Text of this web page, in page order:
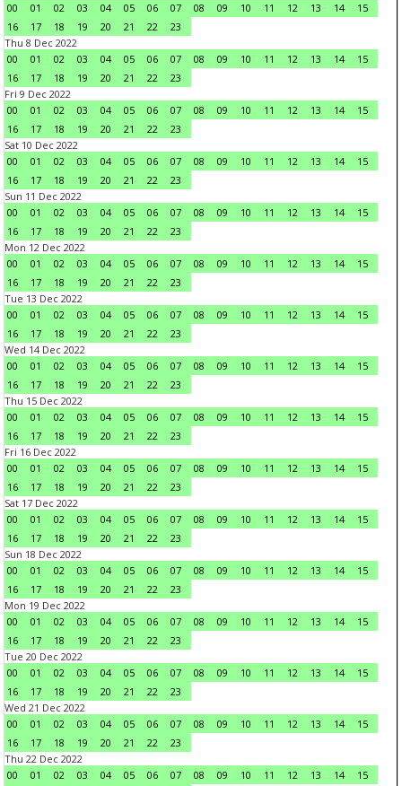
00
01 02 03 04 05 06 07 08 09 10 11 12 13 14
15
16
17 18 19 20 21 22
23
Thu 8 Dec 2022
00
01 02 03 04 05 06 07 08 09 10 11 12 13 14
15
16
17 18 19 20 21 22
23
Fri 9 Dec 2022
00
01 02 03 04 05 06 07 08 09 10 11 12 13 14
15
16
17 18 19 20 21 22
23
Sat 10 Dec 2022
00
01 02 03 04 05 06 07 08 09 10 11 12 13 14
15
16
17 18 19 20 21 22
23
Sun 11 Dec 2022
00
01 02 03 04 05 06 07 08 09 10 11 12 13 14
15
16
17 18 19 20 21 22
23
Mon 12 Dec 2022
00
01 02 03 04 05 06 07 08 09 10 11 12 13 14
15
16
17 18 19 20 21 22
23
Tue 13 Dec 2022
00
01 02 03 04 05 06 07 08 09 10 11 12 13 14
15
16
17 18 19 20 21 22
23
Wed 14 Dec 2022
00
01 02 03 04 05 06 07 08 09 10 11 12 13 14
15
16
17 18 19 20 21 22
23
Thu 15 Dec 2022
00
01 02 03 04 05 06 07 08 09 10 11 12 13 14
15
16
17 18 19 20 21 22
23
Fri 16 Dec 2022
00
01 02 03 04 05 06 07 08 09 10 11 12 13 14
15
16
17 18 19 20 21 22
23
Sat 17 Dec 2022
00
01 02 03 04 05 06 07 08 09 10 11 12 13 14
15
16
17 18 19 20 21 22
23
Sun 18 Dec 2022
00
01 02 03 04 05 06 07 08 09 10 11 12 13 14
15
16
17 18 19 20 21 22
23
Mon 19 Dec 2022
00
01 02 03 04 05 06 07 08 09 10 11 12 13 14
15
16
17 18 19 20 21 22
23
Tue 20 Dec 2022
00
01 02 03 04 05 06 07 08 09 10 11 12 13 14
15
16
17 18 19 20 21 22
23
Wed 21 Dec 2022
00
01 02 03 04 05 06 07 08 09 10 11 12 13 14
15
16
17 18 19 20 21 22
23
Thu 22 Dec 2022
00
01 02 03 04 05 06 07 08 09 10 11 12 13 14
15